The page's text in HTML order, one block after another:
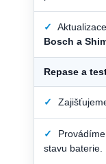
✓
Bosch a
Repase a
✓
✓
stavu baterie.